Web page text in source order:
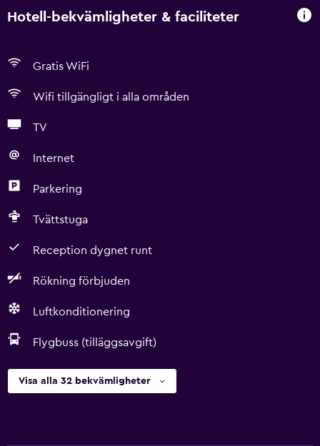
Hotell-bekvämligheter & faciliteter
Gratis WiFi
Wifi tillgängligt i alla områden
TV
Internet
Parkering
Tvättstuga
Reception dygnet runt
Rökning förbjuden
Luftkonditionering
Flygbuss (tilläggsavgift)
Visa alla 32 bekvämligheter